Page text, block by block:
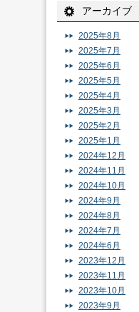
アーカイブ
2025年8月
2025年7月
2025年6月
2025年5月
2025年4月
2025年3月
2025年2月
2025年1月
2024年12月
2024年11月
2024年10月
2024年9月
2024年8月
2024年7月
2024年6月
2023年12月
2023年11月
2023年10月
2023年9月